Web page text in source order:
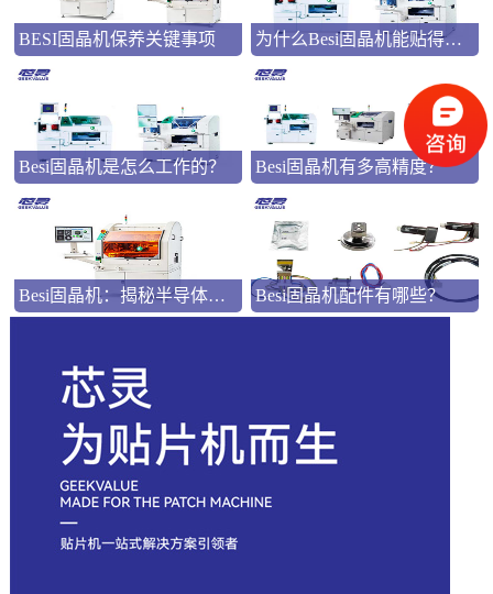
BESI固晶机保养关键事项 为什么Besi固晶机能贴得那么准？
Besi固晶机是怎么工作的？ Besi固晶机有多高精度？
Besi固晶机：揭秘半导体封装中的精密协同 Besi固晶机配件有哪些？